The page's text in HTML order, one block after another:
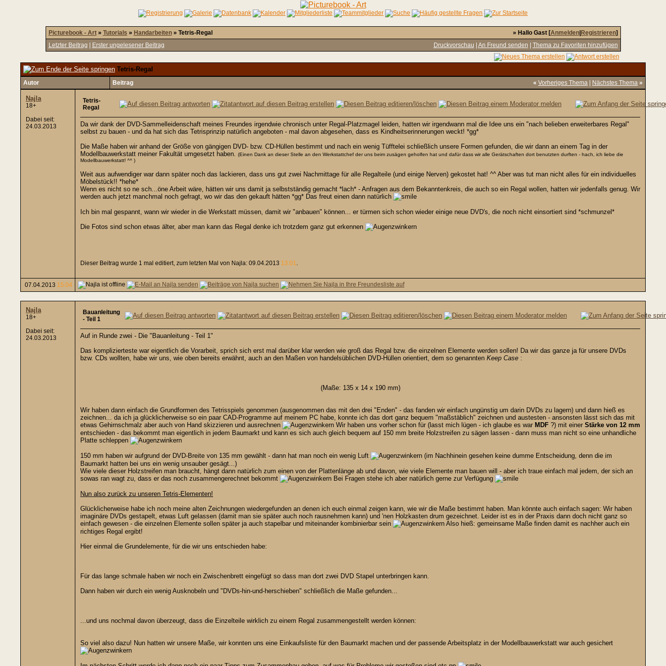
Picturebook - Art» Tutorials » Handarbeiten» Tetris-Regal » Hallo Gast [Anmelden| Registrieren]
Letzter Beitrag
Erster ungelesener Beitrag Druckvorschau An Freund senden Thema zu Favoriten hinzufügen
Tetris-Regal
Autor Beitrag « Vorheriges Thema Nächstes Thema »
Najla
18+
Dabei seit:
24.03.2013
Tetris-
Regal
Da wir dank der DVD-Sammelleidenschaft meines Freundes irgendwie chronisch unter Regal-Platzmagel leiden, hatten wir irgendwann mal die Idee uns ein "nach belieben erweiterbares Regal"
selbst zu bauen - und da hat sich das Tetrisprinzip natürlich angeboten - mal davon abgesehen, dass es Kindheitserinnerungen weckt! *gg*
Die Maße haben wir anhand der Größe von gängigen DVD- bzw. CD-Hüllen bestimmt und nach ein wenig Tüfftelei schließlich unsere Formen gefunden, die wir dann an einem Tag in der
Modellbauwerkstatt meiner Fakultät umgesetzt haben. (Einen Dank an dieser Stelle an den Werkstattchef der uns beim zusägen geholfen hat und dafür dass wir alle Gerätschaften dort benutzten durften - hach, ich liebe die
Modellbauwerkstatt! ^^ )
Weit aus aufwendiger war dann später noch das lackieren, dass uns gut zwei Nachmittage für alle Regalteile (und einige Nerven) gekostet hat! ^^ Aber was tut man nicht alles für ein individuelles
Möbelstück!! *hehe*
Wenn es nicht so ne sch...öne Arbeit wäre, hätten wir uns damit ja selbstständig gemacht *lach* - Anfragen aus dem Bekanntenkreis, die auch so ein Regal wollen, hatten wir jedenfalls genug. Wir
werden auch jetzt manchmal noch gefragt, wo wir das den gekauft hätten *gg* Das freut einen dann natürlich
Ich bin mal gespannt, wann wir wieder in die Werkstatt müssen, damit wir "anbauen" können... er türmen sich schon wieder einige neue DVD's, die noch nicht einsortiert sind *schmunzel*
Die Fotos sind schon etwas älter, aber man kann das Regal denke ich trotzdem ganz gut erkennen
Dieser Beitrag wurde 1 mal editiert, zum letzten Mal von Najla: 09.04.2013 13:01.
07.04.2013 15:04
Najla
18+
Dabei seit:
24.03.2013
Bauanleitung
- Teil 1
Auf in Runde zwei - Die "Bauanleitung - Teil 1"
Das komplizierteste war eigentlich die Vorarbeit, sprich sich erst mal darüber klar werden wie groß das Regal bzw. die einzelnen Elemente werden sollen! Da wir das ganze ja für unsere DVDs
bzw. CDs wollten, habe wir uns, wie oben bereits erwähnt, auch an den Maßen von handelsüblichen DVD-Hüllen orientiert, dem so genannten Keep Case :
(Maße: 135 x 14 x 190 mm)
Wir haben dann einfach die Grundformen des Tetrisspiels genommen (ausgenommen das mit den drei "Enden" - das fanden wir einfach ungünstig um darin DVDs zu lagern) und dann hieß es
zeichnen... da ich ja glücklicherweise so ein paar CAD-Programme auf meinem PC habe, konnte ich das dort ganz bequem "maßstäblich" zeichnen und austesten - ansonsten lässt sich das mit
etwas Gehirnschmalz aber auch von Hand skizzieren und ausrechnen
Wir haben uns vorher schon für (lasst mich lügen - ich glaube es war MDF ?) mit einer Stärke von 12 mm
entschieden - das bekommt man eigentlich in jedem Baumarkt und kann es sich auch gleich bequem auf 150 mm breite Holzstreifen zu sägen lassen - dann muss man nicht so eine unhandliche
Platte schleppen
150 mm haben wir aufgrund der DVD-Breite von 135 mm gewählt - dann hat man noch ein wenig Luft
(im Nachhinein gesehen keine dumme Entscheidung, denn die im
Baumarkt hatten bei uns ein wenig unsauber gesägt...)
Wie viele dieser Holzstreifen man braucht, hängt dann natürlich zum einen von der Plattenlänge ab und davon, wie viele Elemente man bauen will - aber ich traue einfach mal jedem, der sich an
sowas ran wagt zu, dass er das noch zusammengerechnet bekommt
Bei Fragen stehe ich aber natürlich gerne zur Verfügung
Nun also zurück zu unseren Tetris-Elementen!
Glücklicherweise habe ich noch meine alten Zeichnungen wiedergefunden an denen ich euch einmal zeigen kann, wie wir die Maße bestimmt haben. Man könnte auch einfach sagen: Wir haben
imaginäre DVDs gestapelt, etwas Luft gelassen (damit man sie später auch noch rausnehmen kann) und 'nen Holzkasten drum gezeichnet. Leider ist es in der Praxis dann doch nicht ganz so
einfach gewesen - die einzelnen Elemente sollen später ja auch stapelbar und miteinander kombinierbar sein
Also hieß: gemeinsame Maße finden damit es nachher auch ein
richtiges Regal ergibt!
Hier einmal die Grundelemente, für die wir uns entschieden habe:
Für das lange schmale haben wir noch ein Zwischenbrett eingefügt so dass man dort zwei DVD Stapel unterbringen kann.
Dann haben wir durch ein wenig Ausknobeln und "DVDs-hin-und-herschieben" schließlich die Maße gefunden...
...und uns nochmal davon überzeugt, dass die Einzelteile wirklich zu einem Regal zusammengestellt werden können:
So viel also dazu! Nun hatten wir unsere Maße, wir konnten uns eine Einkaufsliste für den Baumarkt machen und der passende Arbeitsplatz in der Modellbauwerkstatt war auch gesichert